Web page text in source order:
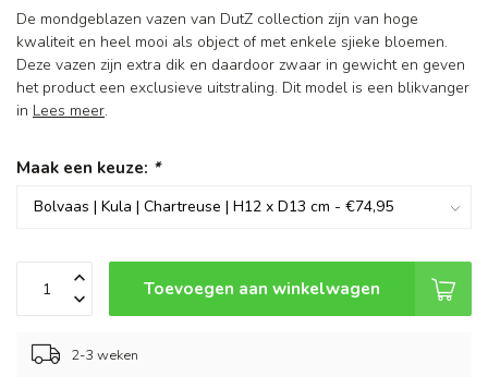
De mondgeblazen vazen van DutZ collection zijn van hoge
kwaliteit en heel mooi als object of met enkele sjieke bloemen.
Deze vazen zijn extra dik en daardoor zwaar in gewicht en geven
het product een exclusieve uitstraling. Dit model is een blikvanger
in Lees meer.
Maak een keuze: *
Toevoegen aan winkelwagen
2-3 weken